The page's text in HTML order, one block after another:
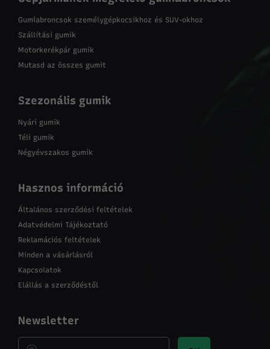
Gumiabroncsok személygépkocsikhoz és SUV-okhoz
Szállítási gumik
Motorkerékpár gumik
Mutasd az összes gumit
Szezonális gumik
Nyári gumik
Téli gumik
Négyévszakos gumik
Hasznos információ
Általános szerződési feltételek
Adatvédelmi Tájékoztató
Reklamációs feltételek
Minden a vásárlásról
Kapcsolatok
Elállás a szerződéstől
Newsletter